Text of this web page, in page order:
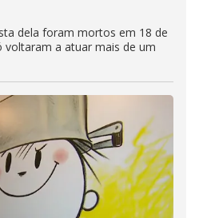
dela foram mortos em 18 de
voltaram a atuar mais de um